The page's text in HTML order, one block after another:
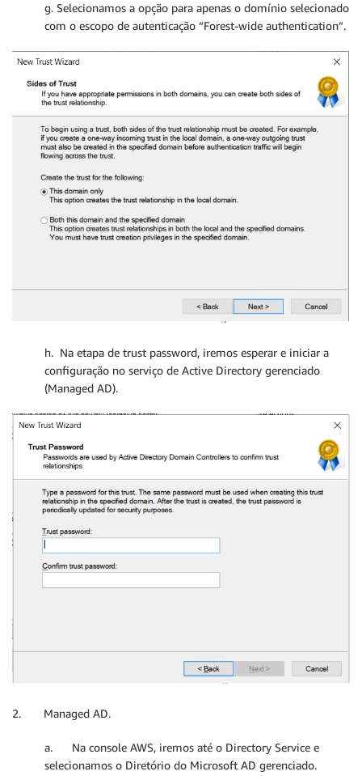
g. Selecionamos a opção para apenas o domínio selecionado
com o escopo de autenticação “Forest-wide authentication”.
h. Na etapa de trust password, iremos esperar e iniciar a
configuração no serviço de Active Directory gerenciado
(Managed AD).
2. Managed AD.
a. Na console AWS, iremos até o Directory Service e
selecionamos o Diretório do Microsoft AD gerenciado.